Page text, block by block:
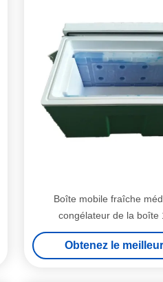
Boîte mobile fraîche
congélateur de la boîte
polyéthylène haute
Obtenez le